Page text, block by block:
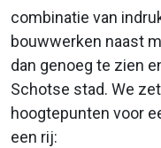
combinatie van
bouwwerken naast
dan genoeg te zien
Schotse stad. We
hoogtepunten voor
een rij: